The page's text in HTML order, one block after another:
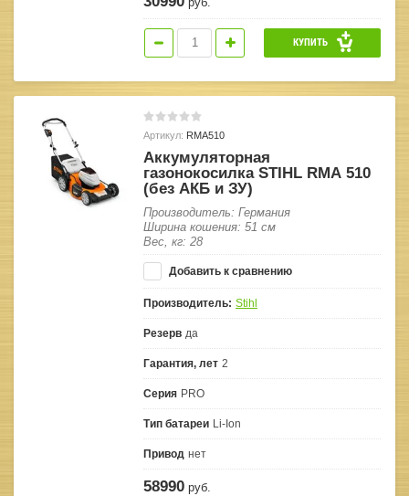
КУПИТЬ
Артикул: RMA510
Аккумуляторная
газонокосилка STIHL RМА 510
(без АКБ и ЗУ)
Производитель: Германия
Ширина кошения: 51 см
Вес, кг: 28
Добавить к сравнению
Производитель: Stihl
Резерв да
Гарантия, лет 2
Серия PRO
Тип батареи Li-Ion
Привод нет
58990 руб.